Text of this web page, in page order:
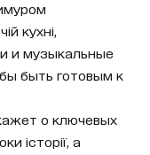
кухні,
и музыкальные
быть готовым к
о ключевых
історії, а